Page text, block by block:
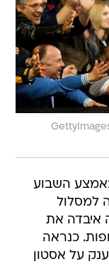
באמצע השבוע
למסלול
איבדה את
כנראה
בטח אחרי הניצחון 1:7 הענק על אסטון